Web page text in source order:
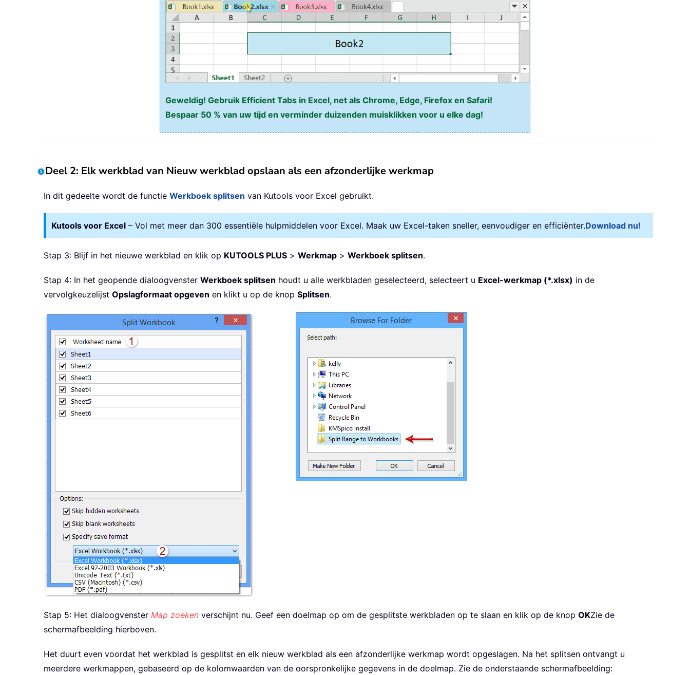
Geweldig! Gebruik Efficient Tabs in Excel, net als Chrome, Edge, Firefox en Safari!
Bespaar 50 % van uw tijd en verminder duizenden muisklikken voor u elke dag!
Deel 2: Elk werkblad van Nieuw werkblad opslaan als een afzonderlijke werkmap
In dit gedeelte wordt de functie Werkboek splitsen van Kutools voor Excel gebruikt.
Kutools voor Excel – Vol met meer dan 300 essentiële hulpmiddelen voor Excel. Maak uw Excel-taken sneller, eenvoudiger en efficiënter.Download nu!
Stap 3: Blijf in het nieuwe werkblad en klik op KUTOOLS PLUS > Werkmap > Werkboek splitsen.
Stap 4: In het geopende dialoogvenster Werkboek splitsen houdt u alle werkbladen geselecteerd, selecteert u Excel-werkmap (*.xlsx) in de
vervolgkeuzelijst Opslagformaat opgeven en klikt u op de knop Splitsen.
Stap 5: Het dialoogvenster Map zoeken verschijnt nu. Geef een doelmap op om de gesplitste werkbladen op te slaan en klik op de knop OKZie de
schermafbeelding hierboven.
Het duurt even voordat het werkblad is gesplitst en elk nieuw werkblad als een afzonderlijke werkmap wordt opgeslagen. Na het splitsen ontvangt u
meerdere werkmappen, gebaseerd op de kolomwaarden van de oorspronkelijke gegevens in de doelmap. Zie de onderstaande schermafbeelding: